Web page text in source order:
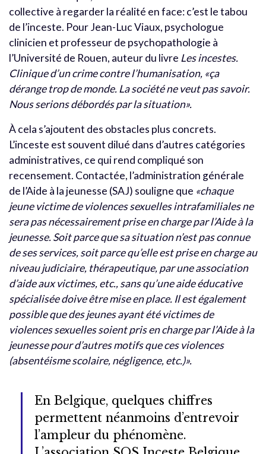
collective à regarder la réalité en face: c’est le tabou
de l’inceste. Pour Jean-Luc Viaux, psychologue
clinicien et professeur de psychopathologie à
l’Université de Rouen, auteur du livre Les incestes.
Clinique d’un crime contre l’humanisation, «ça
dérange trop de monde. La société ne veut pas savoir.
Nous serions débordés par la situation».
À cela s’ajoutent des obstacles plus concrets.
L’inceste est souvent dilué dans d’autres catégories
administratives, ce qui rend compliqué son
recensement. Contactée, l’administration générale
de l’Aide à la jeunesse (SAJ) souligne que «chaque
jeune victime de violences sexuelles intrafamiliales ne
sera pas nécessairement prise en charge par l’Aide à la
jeunesse. Soit parce que sa situation n’est pas connue
de ses services, soit parce qu’elle est prise en charge au
niveau judiciaire, thérapeutique, par une association
d’aide aux victimes, etc., sans qu’une aide éducative
spécialisée doive être mise en place. Il est également
possible que des jeunes ayant été victimes de
violences sexuelles soient pris en charge par l’Aide à la
jeunesse pour d’autres motifs que ces violences
(absentéisme scolaire, négligence, etc.)».
En Belgique, quelques chiffres
permettent néanmoins d’entrevoir
l’ampleur du phénomène.